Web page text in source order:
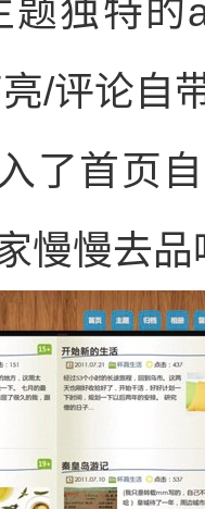
题独特
/评论自
了首页
慢慢去品